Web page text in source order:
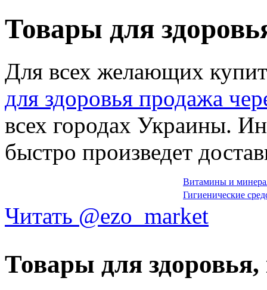
Товары для
Для всех желающих
для здоровья продажа
всех городах Украины.
быстро произведет
Витамины и
Гигиенические
Читать @ezo_market
Товары для